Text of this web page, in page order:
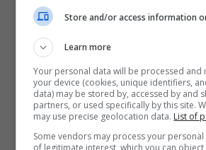
Store and/or access information
Learn more
Your personal data will be processed
your device (cookies, unique identifiers,
data) may be stored by, accessed by and
partners, or used specifically by this site.
may use precise geolocation data. List of
Some vendors may process your
of legitimate interest, which you can